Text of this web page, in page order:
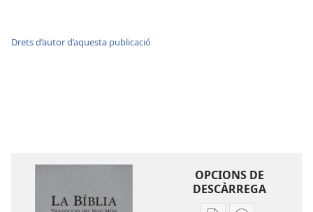
Drets d’autor d’aquesta publicació
OPCIONS DE
DESCÀRREGA